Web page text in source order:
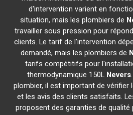
d'intervention varient en
situation, mais les plombiers de
travailler sous pression pour
clients. Le tarif de l'intervention
demandé, mais les plombiers de
tarifs compétitifs pour
thermodynamique 150L Nevers
plombier, il est important de vérifier
et les avis des clients satisfaits.
proposent des garanties de qualité